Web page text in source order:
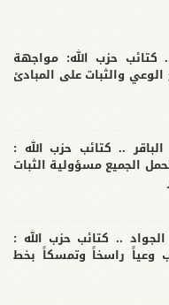
كتائب حزب الله: مواجهة
والثبات على المبادئ
.. كتائب حزب الله :
الجميع مسؤولية الثبات
.. كتائب حزب الله :
وعياً راسخاً وتمسكاً بخط